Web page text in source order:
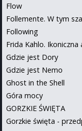
Flow
Follemente. W tym
Following
Frida Kahlo. Ikoniczna
Gdzie jest Dory
Gdzie jest Nemo
Ghost in the Shell
Góra mocy
GORZKIE ŚWIĘTA
Gorzkie święta -